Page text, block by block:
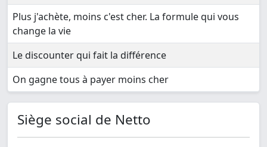
Plus j'achète, moins c'est cher. La formule qui vous
change la vie
Le discounter qui fait la différence
On gagne tous à payer moins cher
Siège social de Netto